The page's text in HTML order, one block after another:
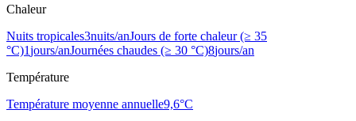
Chaleur
Nuits tropicales3nuits/anJours de forte chaleur (≥ 35
°C)1jours/anJournées chaudes (≥ 30 °C)8jours/an
Température
Température moyenne annuelle9,6°C